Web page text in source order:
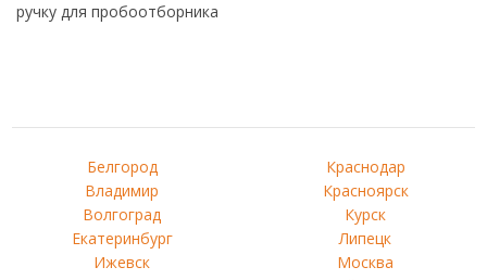
ручку для пробоотборника
Белгород
Владимир
Волгоград
Екатеринбург
Ижевск
Краснодар
Красноярск
Курск
Липецк
Москва